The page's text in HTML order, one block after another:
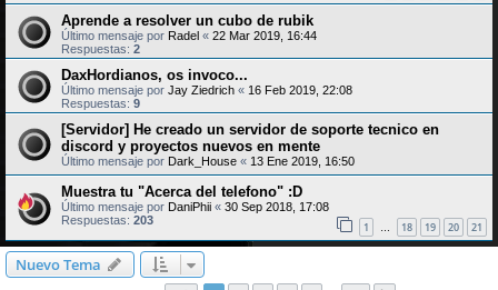
Aprende a resolver un cubo de rubik
Último mensaje por Radel « 22 Mar 2019, 16:44
Respuestas: 2
DaxHordianos, os invoco...
Último mensaje por Jay Ziedrich « 16 Feb 2019, 22:08
Respuestas: 9
[Servidor] He creado un servidor de soporte tecnico en
discord y proyectos nuevos en mente
Último mensaje por Dark_House « 13 Ene 2019, 16:50
Muestra tu "Acerca del telefono" :D
Último mensaje por DaniPhii « 30 Sep 2018, 17:08
Respuestas: 203 1 … 18 19 20 21
Nuevo Tema